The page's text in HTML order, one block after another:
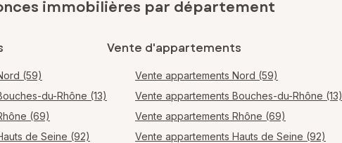
immobilières par département
(59)
du-Rhône (13)
(69)
de Seine (92)
Vente d'appartements
Vente appartements Nord (59)
Vente appartements Bouches-du-Rhône (13)
Vente appartements Rhône (69)
Vente appartements Hauts de Seine (92)